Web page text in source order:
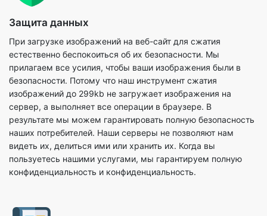
естественно беспокоиться об их безопасности. Мы
прилагаем все усилия, чтобы ваши изображения были в
изображений до 299kb не загружает изображения на
сервер, а выполняет все операции в браузере. В
результате мы можем гарантировать полную безопасность
наших потребителей. Наши серверы не позволяют нам
видеть их, делиться ими или хранить их. Когда вы
пользуетесь нашими услугами, мы гарантируем полную
конфиденциальность и конфиденциальность.